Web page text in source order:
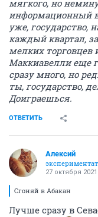
мягкого, но
информационный
уже, государство,
каждый квартал,
мелких торговцев
Маккиавелли еще
сразу много, но
ты, государство,
Доиграешься.
ОТВЕТИТЬ
Алексий
27 октября 2021
Сгоняй в Абакан
Лучше сразу в